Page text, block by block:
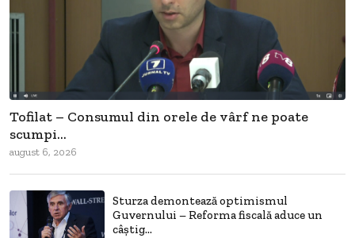
Tofilat – Consumul din orele de vârf ne poate
scumpi...
august 6, 2026
Sturza demontează optimismul
Guvernului – Reforma fiscală aduce un
câștig...